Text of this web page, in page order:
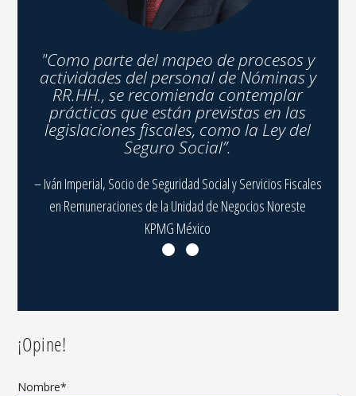
"Como parte del mapeo de procesos y
actividades del personal de Nóminas y
RR.HH., se recomienda contemplar
prácticas que están previstas en las
legislaciones fiscales, como la Ley del
Seguro Social”.
– Iván Imperial, Socio de Seguridad Social y Servicios Fiscales
en Remuneraciones de la Unidad de Negocios Noreste
KPMG México
¡Opine!
Nombre*